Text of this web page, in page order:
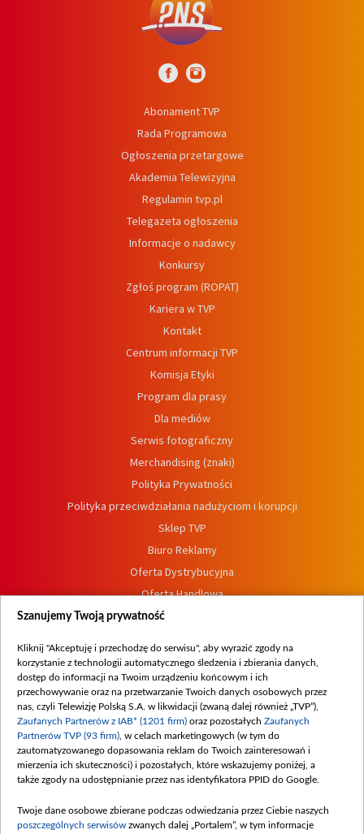
Abonament TVP
Rada Programowa
Ogłoszenia przetargowe
Akademia Telewizyjna
Regulamin tvp.pl
Telegazeta ogłoszenia
Informacje o nadawcy
Konkursy
Zgłoś program (ROPAT)
Kariera w TVP
Kontakt
Centrum informacji TVP
Komisja Etyki
Program dla prasy
Dla mediów
Serwis fotograficzny
Merchandising (znaki)
Polityka Prywatności
Polityka przeciwdziałania nadużyciom i korupcji
Sklep TVP
Biuro Reklamy
Oferta Dystrybucyjna
Oferta Handlowa
Dostępność
Procedura zgłoszeń wewnętrznych
Szanujemy Twoją prywatność
Kliknij "Akceptuję i przechodzę do serwisu", aby wyrazić zgody na
korzystanie z technologii automatycznego śledzenia i zbierania danych,
dostęp do informacji na Twoim urządzeniu końcowym i ich
przechowywanie oraz na przetwarzanie Twoich danych osobowych przez
nas, czyli Telewizję Polską S.A. w likwidacji (zwaną dalej również „TVP”),
Zaufanych Partnerów z IAB* (1201 firm) oraz pozostałych Zaufanych
Partnerów TVP (93 firm) , w celach marketingowych (w tym do
zautomatyzowanego dopasowania reklam do Twoich zainteresowań i
mierzenia ich skuteczności) i pozostałych, które wskazujemy poniżej, a
także zgody na udostępnianie przez nas identyfikatora PPID do Google.
Twoje dane osobowe zbierane podczas odwiedzania przez Ciebie naszych
poszczególnych serwisów zwanych dalej „Portalem”, w tym informacje